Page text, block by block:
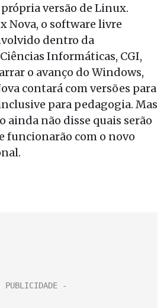
versão de Linux.
Nova, o software livre
dentro da
Informáticas, CGI,
o avanço do Windows,
contará com versões para
para pedagogia. Mas
ainda não disse quais serão
funcionarão com o novo